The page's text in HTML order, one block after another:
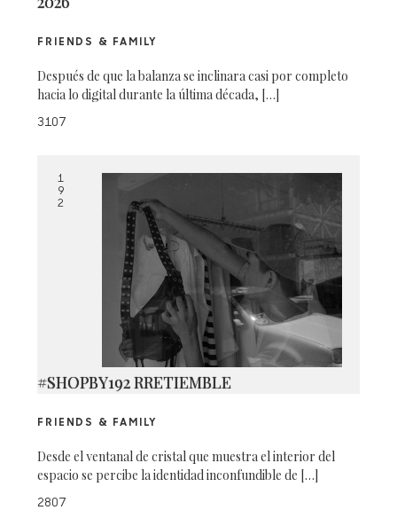
FRIENDS & FAMILY
Después de que la balanza se inclinara casi por completo
hacia lo digital durante la última década, […]
3107
1
9
2
#SHOPBY192 RRETIEMBLE
FRIENDS & FAMILY
Desde el ventanal de cristal que muestra el interior del
espacio se percibe la identidad inconfundible de […]
2807